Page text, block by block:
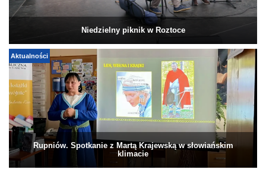
Niedzielny piknik w Roztoce
Aktualności
Rupniów. Spotkanie z Martą Krajewską w słowiańskim
klimacie